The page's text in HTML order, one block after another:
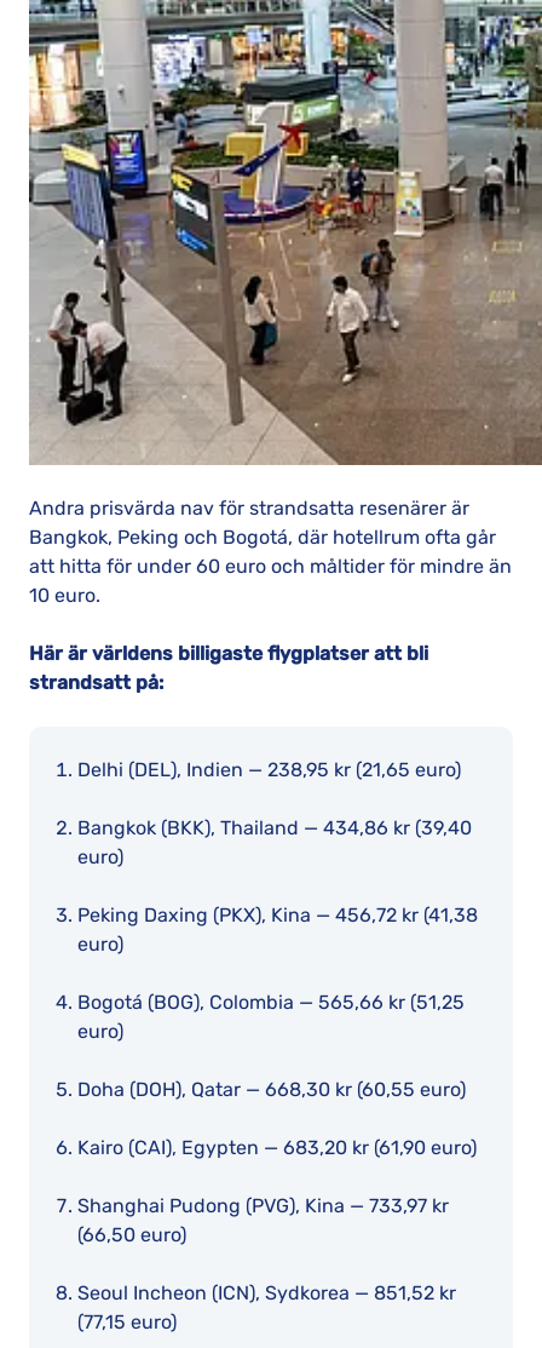
Andra prisvärda nav för strandsatta resenärer är
Bangkok, Peking och Bogotá, där hotellrum ofta går
att hitta för under 60 euro och måltider för mindre än
10 euro.
Här är världens billigaste flygplatser att bli
strandsatt på:
Delhi (DEL), Indien — 238,95 kr (21,65 euro)
Bangkok (BKK), Thailand — 434,86 kr (39,40
euro)
Peking Daxing (PKX), Kina — 456,72 kr (41,38
euro)
Bogotá (BOG), Colombia — 565,66 kr (51,25
euro)
Doha (DOH), Qatar — 668,30 kr (60,55 euro)
Kairo (CAI), Egypten — 683,20 kr (61,90 euro)
Shanghai Pudong (PVG), Kina — 733,97 kr
(66,50 euro)
Seoul Incheon (ICN), Sydkorea — 851,52 kr
(77,15 euro)